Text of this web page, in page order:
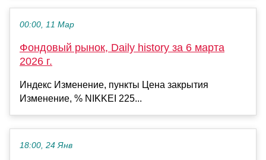
00:00, 11 Мар
Фондовый рынок, Daily history за 6 марта
2026 г.
Индекс Изменение, пункты Цена закрытия
Изменение, % NIKKEI 225...
18:00, 24 Янв